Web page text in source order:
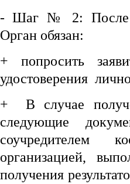
- Шаг № 2: После
Орган обязан:
+ попросить
удостоверения
+ В случае
следующие
соучредителем
организацией,
получения